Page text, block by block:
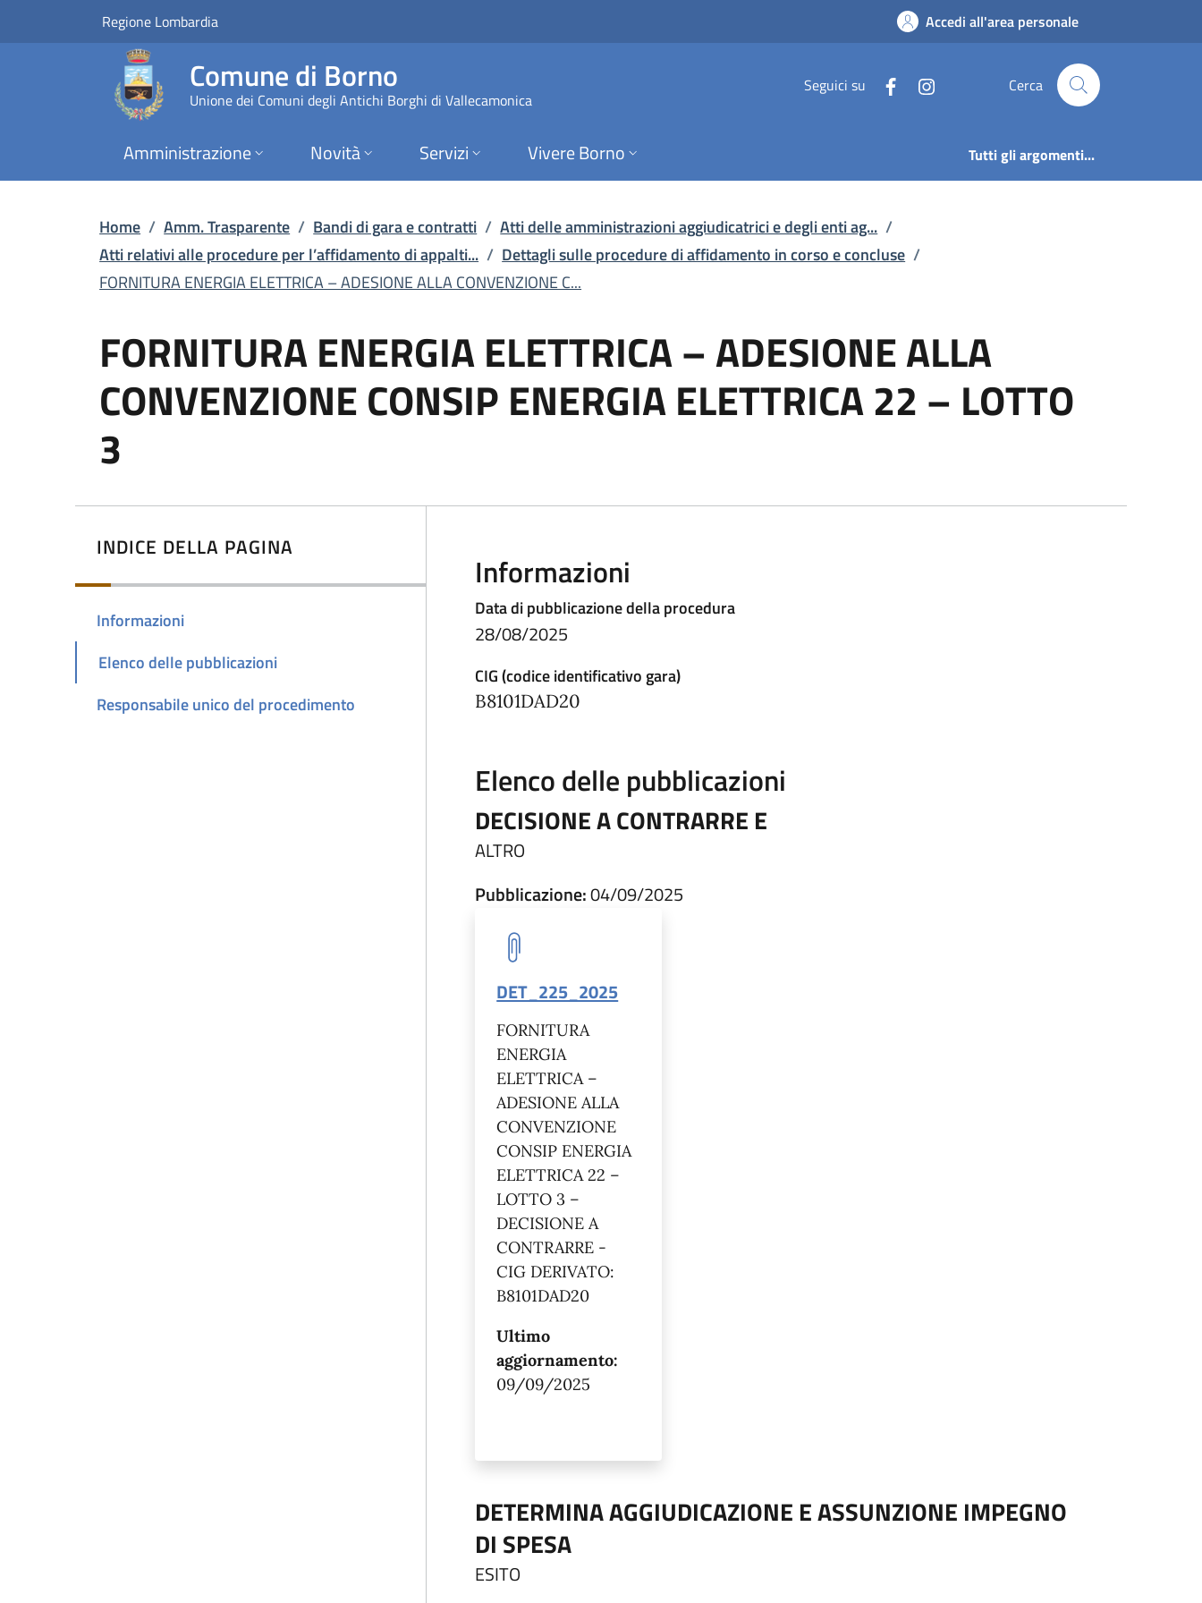
Vai al contenuto principale
FORNITURA ENERGIA ELETTRICA – ADESIONE ALLA
Regione Lombardia Accedi all'area personale
Comune di Borno
Unione dei Comuni degli Antichi Borghi di Vallecamonica
Seguici su Cerca
Amministrazione Novità Servizi Vivere Borno Tutti gli argomenti...
Home / Amm. Trasparente / Bandi di gara e contratti / Atti delle amministrazioni aggiudicatrici e degli enti ag... /
Atti relativi alle procedure per l’affidamento di appalti... / Dettagli sulle procedure di affidamento in corso e concluse /
FORNITURA ENERGIA ELETTRICA – ADESIONE ALLA CONVENZIONE C...
FORNITURA ENERGIA ELETTRICA – ADESIONE ALLA
CONVENZIONE CONSIP ENERGIA ELETTRICA 22 – LOTTO
3
INDICE DELLA PAGINA
Informazioni
Elenco delle pubblicazioni
Responsabile unico del procedimento
Informazioni
Data di pubblicazione della procedura
28/08/2025
CIG (codice identificativo gara)
B8101DAD20
Elenco delle pubblicazioni
DECISIONE A CONTRARRE E
ALTRO
Pubblicazione:04/09/2025
DET_225_2025
FORNITURA
ENERGIA
ELETTRICA –
ADESIONE ALLA
CONVENZIONE
CONSIP ENERGIA
ELETTRICA 22 –
LOTTO 3 –
DECISIONE A
CONTRARRE -
CIG DERIVATO:
B8101DAD20
Ultimo
aggiornamento:
09/09/2025
DETERMINA AGGIUDICAZIONE E ASSUNZIONE IMPEGNO
DI SPESA
ESITO